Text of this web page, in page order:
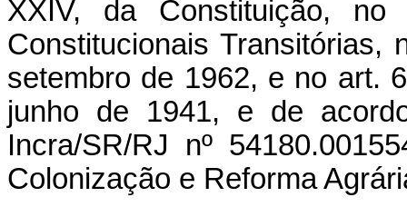
XXIV, da Constituição,
Constitucionais Transitórias,
setembro de 1962, e no art.
junho de 1941, e de
Incra/SR/RJ nº
Colonização e Reforma